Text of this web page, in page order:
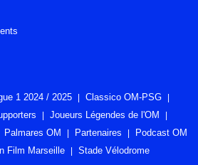
1 2024 / 2025
Classico OM-PSG
Joueurs Légendes de l'OM
Palmares OM Partenaires
Podcast OM
Film Marseille
Stade Vélodrome